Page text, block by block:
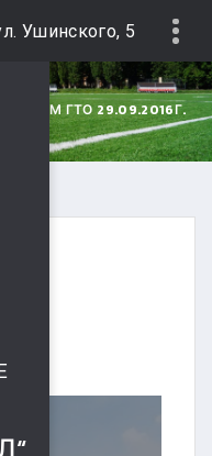
Ушинского, 5
НОРМ ГТО 29.09.2016Г.